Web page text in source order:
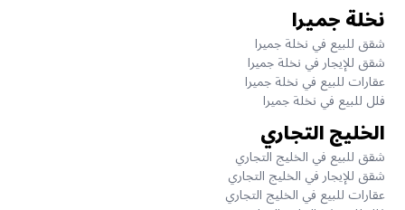
نخلة جميرا
شقق للبيع في نخلة جميرا
شقق للإيجار في نخلة جميرا
عقارات للبيع في نخلة جميرا
فلل للبيع في نخلة جميرا
الخليج التجاري
شقق للبيع في الخليج التجاري
شقق للإيجار في الخليج التجاري
عقارات للبيع في الخليج التجاري